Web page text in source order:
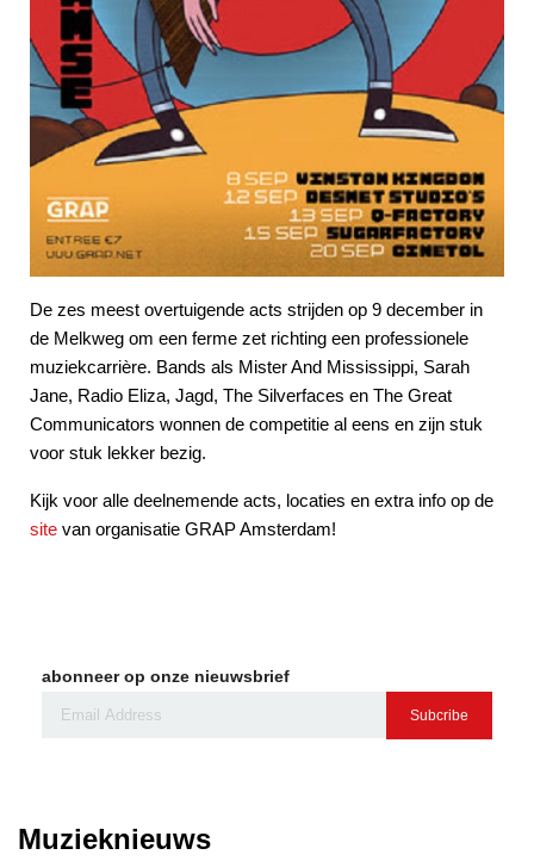
De zes meest overtuigende acts strijden op 9 december in
de Melkweg om een ferme zet richting een professionele
muziekcarrière. Bands als Mister And Mississippi, Sarah
Jane, Radio Eliza, Jagd, The Silverfaces en The Great
Communicators wonnen de competitie al eens en zijn stuk
voor stuk lekker bezig.
Kijk voor alle deelnemende acts, locaties en extra info op de
site van organisatie GRAP Amsterdam!
abonneer op onze nieuwsbrief
Subcribe
Muzieknieuws